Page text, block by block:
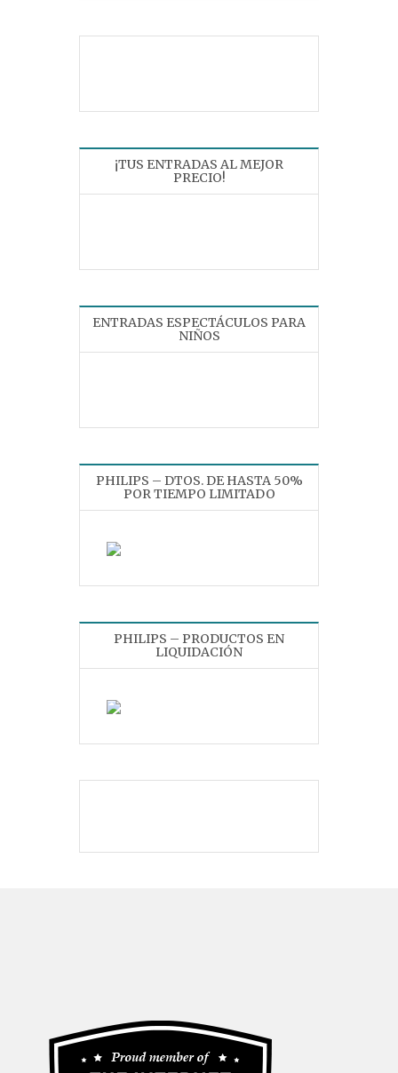
¡TUS ENTRADAS AL MEJOR
PRECIO!
ENTRADAS ESPECTÁCULOS PARA
NIÑOS
PHILIPS – DTOS. DE HASTA 50%
POR TIEMPO LIMITADO
PHILIPS – PRODUCTOS EN
LIQUIDACIÓN